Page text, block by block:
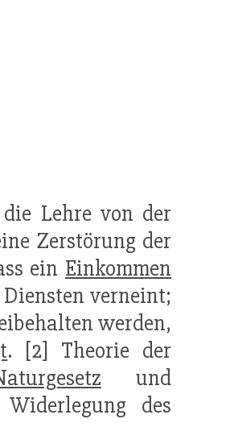
Lehre von der
Zerstörung der
ein Einkommen
verneint;
werden,
. [2] Theorie der
und
des